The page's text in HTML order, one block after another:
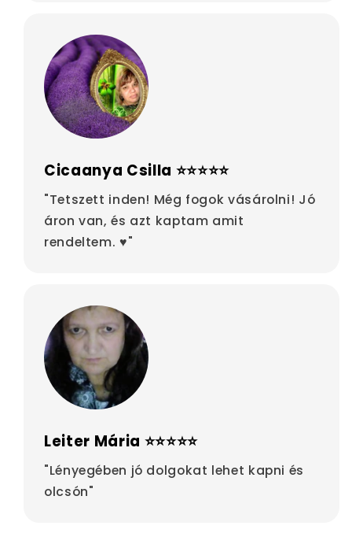
Cicaanya Csilla ⭐⭐⭐⭐⭐
"Tetszett inden! Még fogok vásárolni! Jó
áron van, és azt kaptam amit
rendeltem. ♥"
Leiter Mária ⭐⭐⭐⭐⭐
"Lényegében jó dolgokat lehet kapni és
olcsón"